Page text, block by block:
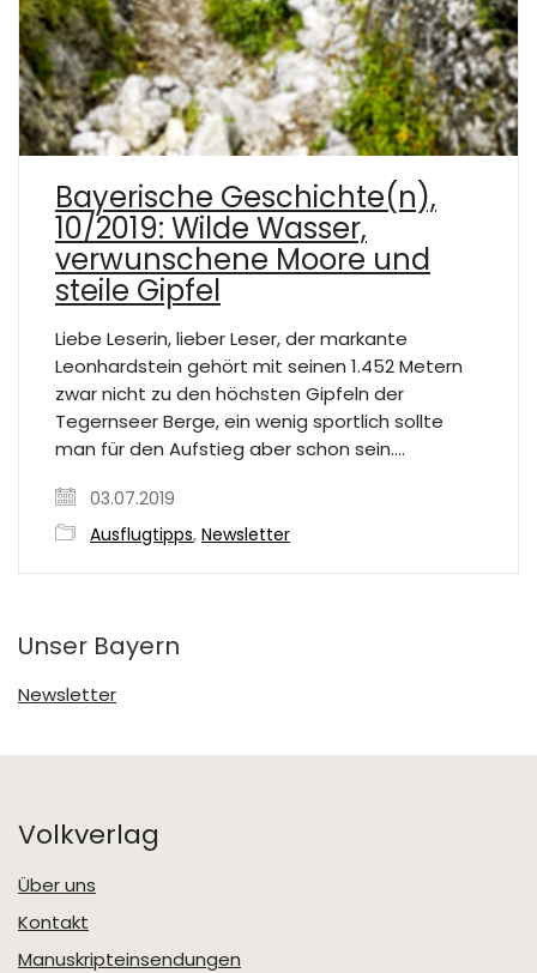
Bayerische Geschichte(n),
10/2019: Wilde Wasser,
verwunschene Moore und
steile Gipfel
Liebe Leserin, lieber Leser, der markante
Leonhardstein gehört mit seinen 1.452 Metern
zwar nicht zu den höchsten Gipfeln der
Tegernseer Berge, ein wenig sportlich sollte
man für den Aufstieg aber schon sein.…
03.07.2019
Ausflugtipps, Newsletter
Unser Bayern
Newsletter
Volkverlag
Über uns
Kontakt
Manuskripteinsendungen